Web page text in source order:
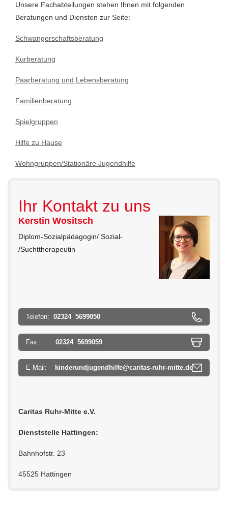
Unsere Fachabteilungen stehen Ihnen mit folgenden
Beratungen und Diensten zur Seite:
Schwangerschaftsberatung
Kurberatung
Paarberatung und Lebensberatung
Familienberatung
Spielgruppen
Hilfe zu Hause
Wohngruppen/Stationäre Jugendhilfe
Ihr Kontakt zu uns
Kerstin Wositsch
Diplom-Sozialpädagogin/ Sozial-
/Suchttherapeutin
Telefon: 02324 5699050
Fax: 02324 5699059
E-Mail: kinderundjugendhilfe@caritas-ruhr-mitte.de
Caritas Ruhr-Mitte e.V.
Dienststelle Hattingen:
Bahnhofstr. 23
45525 Hattingen